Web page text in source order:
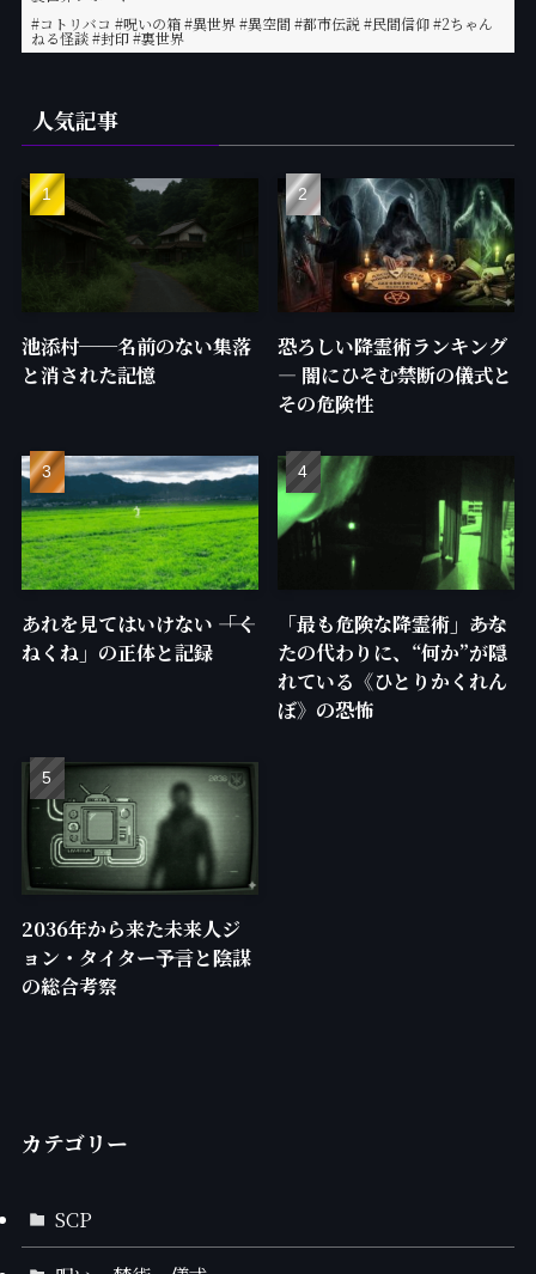
#コトリバコ #呪いの箱 #異世界 #異空間 #都市伝説 #民間信仰 #2ちゃん
ねる怪談 #封印 #裏世界
人気記事
池添村──名前のない集落
と消された記憶
恐ろしい降霊術ランキング
— 闇にひそむ禁断の儀式と
その危険性
あれを見てはいけない ――「く
ねくね」の正体と記録
「最も危険な降霊術」――あな
たの代わりに、“何か”が隠
れている《ひとりかくれん
ぼ》の恐怖
2036年から来た未来人ジ
ョン・タイター――予言と陰謀
の総合考察
カテゴリー
SCP